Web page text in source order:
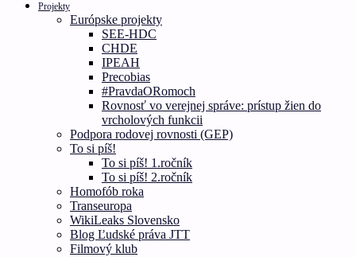
Projekty
Európske projekty
SEE-HDC
CHDE
IPEAH
Precobias
#PravdaORomoch
Rovnosť vo verejnej správe: prístup žien do
vrcholových funkcii
Podpora rodovej rovnosti (GEP)
To si píš!
To si píš! 1.ročník
To si píš! 2.ročník
Homofób roka
Transeuropa
WikiLeaks Slovensko
Blog Ľudské práva JTT
Filmový klub